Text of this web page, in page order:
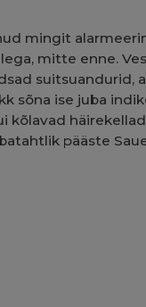
mingit
mitte enne.
suitsuandurid,
sõna ise juba
kõlavad
pääste